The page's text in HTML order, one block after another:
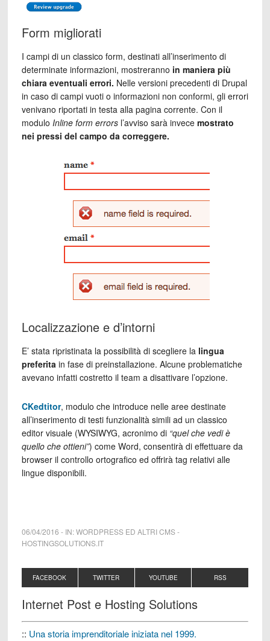
Form migliorati
I campi di un classico form, destinati all’inserimento di
determinate informazioni, mostreranno in maniera più
chiara eventuali errori. Nelle versioni precedenti di Drupal
in caso di campi vuoti o informazioni non conformi, gli errori
venivano riportati in testa alla pagina corrente. Con il
modulo Inline form errorsl’avviso sarà invecemostrato
nei pressi del campo da correggere.
Localizzazione e d’intorni
E’ stata ripristinata la possibilità di scegliere la lingua
preferita in fase di preinstallazione. Alcune problematiche
avevano infatti costretto il team a disattivare l’opzione.
CKedtitor, modulo che introduce nelle aree destinate
all’inserimento di testi funzionalità simili ad un classico
editor visuale (WYSIWYG, acronimo di “quel che vedi è
quello che ottieni”) come Word, consentirà di effettuare da
browser il controllo ortografico ed offrirà tag relativi alle
lingue disponibili.
06/04/2016 - IN:WORDPRESS ED ALTRI CMS-
HOSTINGSOLUTIONS.IT
FACEBOOK TWITTER YOUTUBE RSS
Internet Post e Hosting Solutions
:: Una storia imprenditoriale iniziata nel 1999.